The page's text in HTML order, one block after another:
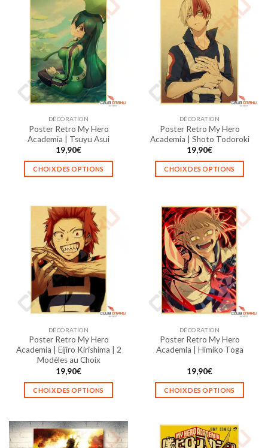
DÉCORATION
Poster Retro My Hero
Academia | Tsuyu Asui
19,90€
CHOIX DES OPTIONS
a
plusieurs
variations.
Les
options
peuvent
choisies
sur
page
produit
DÉCORATION
Poster Retro My Hero
Academia | Shoto Todoroki
19,90€
CHOIX DES OPTIONS
a
plusieurs
variations.
Les
options
peuvent
être
choisies
sur
page
du
DÉCORATION
Poster Retro My Hero
Academia | Eijiro Kirishima | 2
Modèles au Choix
19,90€
CHOIX DES OPTIONS
a
plusieurs
DÉCORATION
Poster Retro My Hero
Academia | Himiko Toga
19,90€
CHOIX DES OPTIONS
a
plusieurs